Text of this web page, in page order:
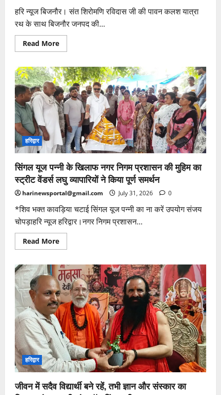
हरि न्यूज बिजनौर। संत शिरोमणि रविदास जी की पावन कलश यात्रा
रथ के साथ बिजनौर जनपद की...
Read MoreRead
more
की
सीमा
में
पहुंचने
पर
संत
शिरोमणि
रविदास
जी
की
कलश
यात्रा
का
हुआ
भव्य
हरिद्वार
सिंगल यूज पन्नी के खिलाफ नगर निगम प्रशासन की मुहिम का
स्ट्रीट वेंडर्स लघु व्यापारियों ने किया पूर्ण समर्थन
harinewsportal@gmail.com July 31, 2026 0
*शिव भक्त कावड़िया चटाई सिंगल यूज पन्नी का ना करें उपयोग संजय
चोपड़ाहरि न्यूज हरिद्वार।नगर निगम प्रशासन...
Read MoreRead
more
यूज
पन्नी
के
खिलाफ
नगर
निगम
प्रशासन
की
मुहिम
का
स्ट्रीट
वेंडर्स
लघु
व्यापारियों
ने
किया
समर्थन
हरिद्वार
जीवन में सदैव विद्यार्थी बने रहें, तभी ज्ञान और संस्कार का